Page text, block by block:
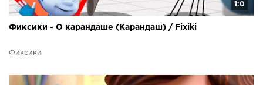
1:0
Фиксики - О карандаше (Карандаш) / Fixiki
Фиксики